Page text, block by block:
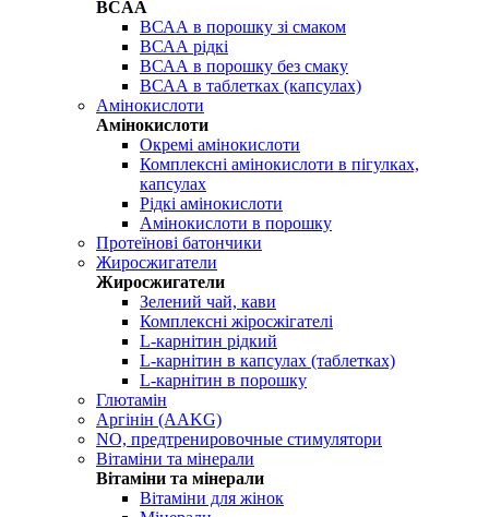
BCAA
ВСАА в порошку зі смаком
ВСАА рідкі
ВСАА в порошку без смаку
ВСАА в таблетках (капсулах)
Амінокислоти
Амінокислоти
Окремі амінокислоти
Комплексні амінокислоти в пігулках,
капсулах
Рідкі амінокислоти
Амінокислоти в порошку
Протеїнові батончики
Жиросжигатели
Жиросжигатели
Зелений чай, кави
Комплексні жіросжігателі
L-карнітин рідкий
L-карнітин в капсулах (таблетках)
L-карнітин в порошку
Глютамін
Аргінін (AAKG)
NO, предтренировочные стимулятори
Вітаміни та мінерали
Вітаміни та мінерали
Вітаміни для жінок